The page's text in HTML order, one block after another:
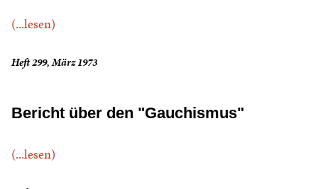
(...lesen)
Heft 299, März 1973
Bericht über den "Gauchismus"
(...lesen)